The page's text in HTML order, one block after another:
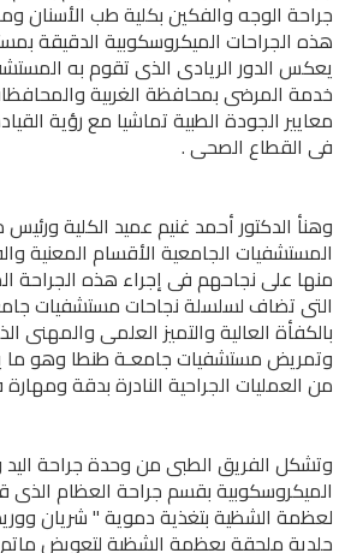
جراحة الوجه والفكين بكلية طب الأسنان
هذه الجراحات الميكروسكوبية الدقيقة
يعكس الدور الريادى الذى تقوم به
خدمة المرضى بمحافظة الغربية
فى القطاع الصحى .
وهنأ الدكتور أحمد غنيم عميد الكلية
المستشفيات الجامعية الأقسام المعنية
منها على نجاحهم فى إجراء هذه الجراحة
التى تضاف لسلسلة نجاحات مستشفيات
بالكفأة العالية والتميز العلمى والمهنى
وتمريض مستشفيات جامعـة طنطا وهو ما
من العمليات الجراحية النادرة بدقة
وتشكل الفريق الطبى من وحدة جراحة اليد
الميكروسكوبية بقسم جراحة العظام الذى
لعظمة الشظية بتغذية دموية " شريان
جلدية ملحقة بعظمة الشظية لتعويض